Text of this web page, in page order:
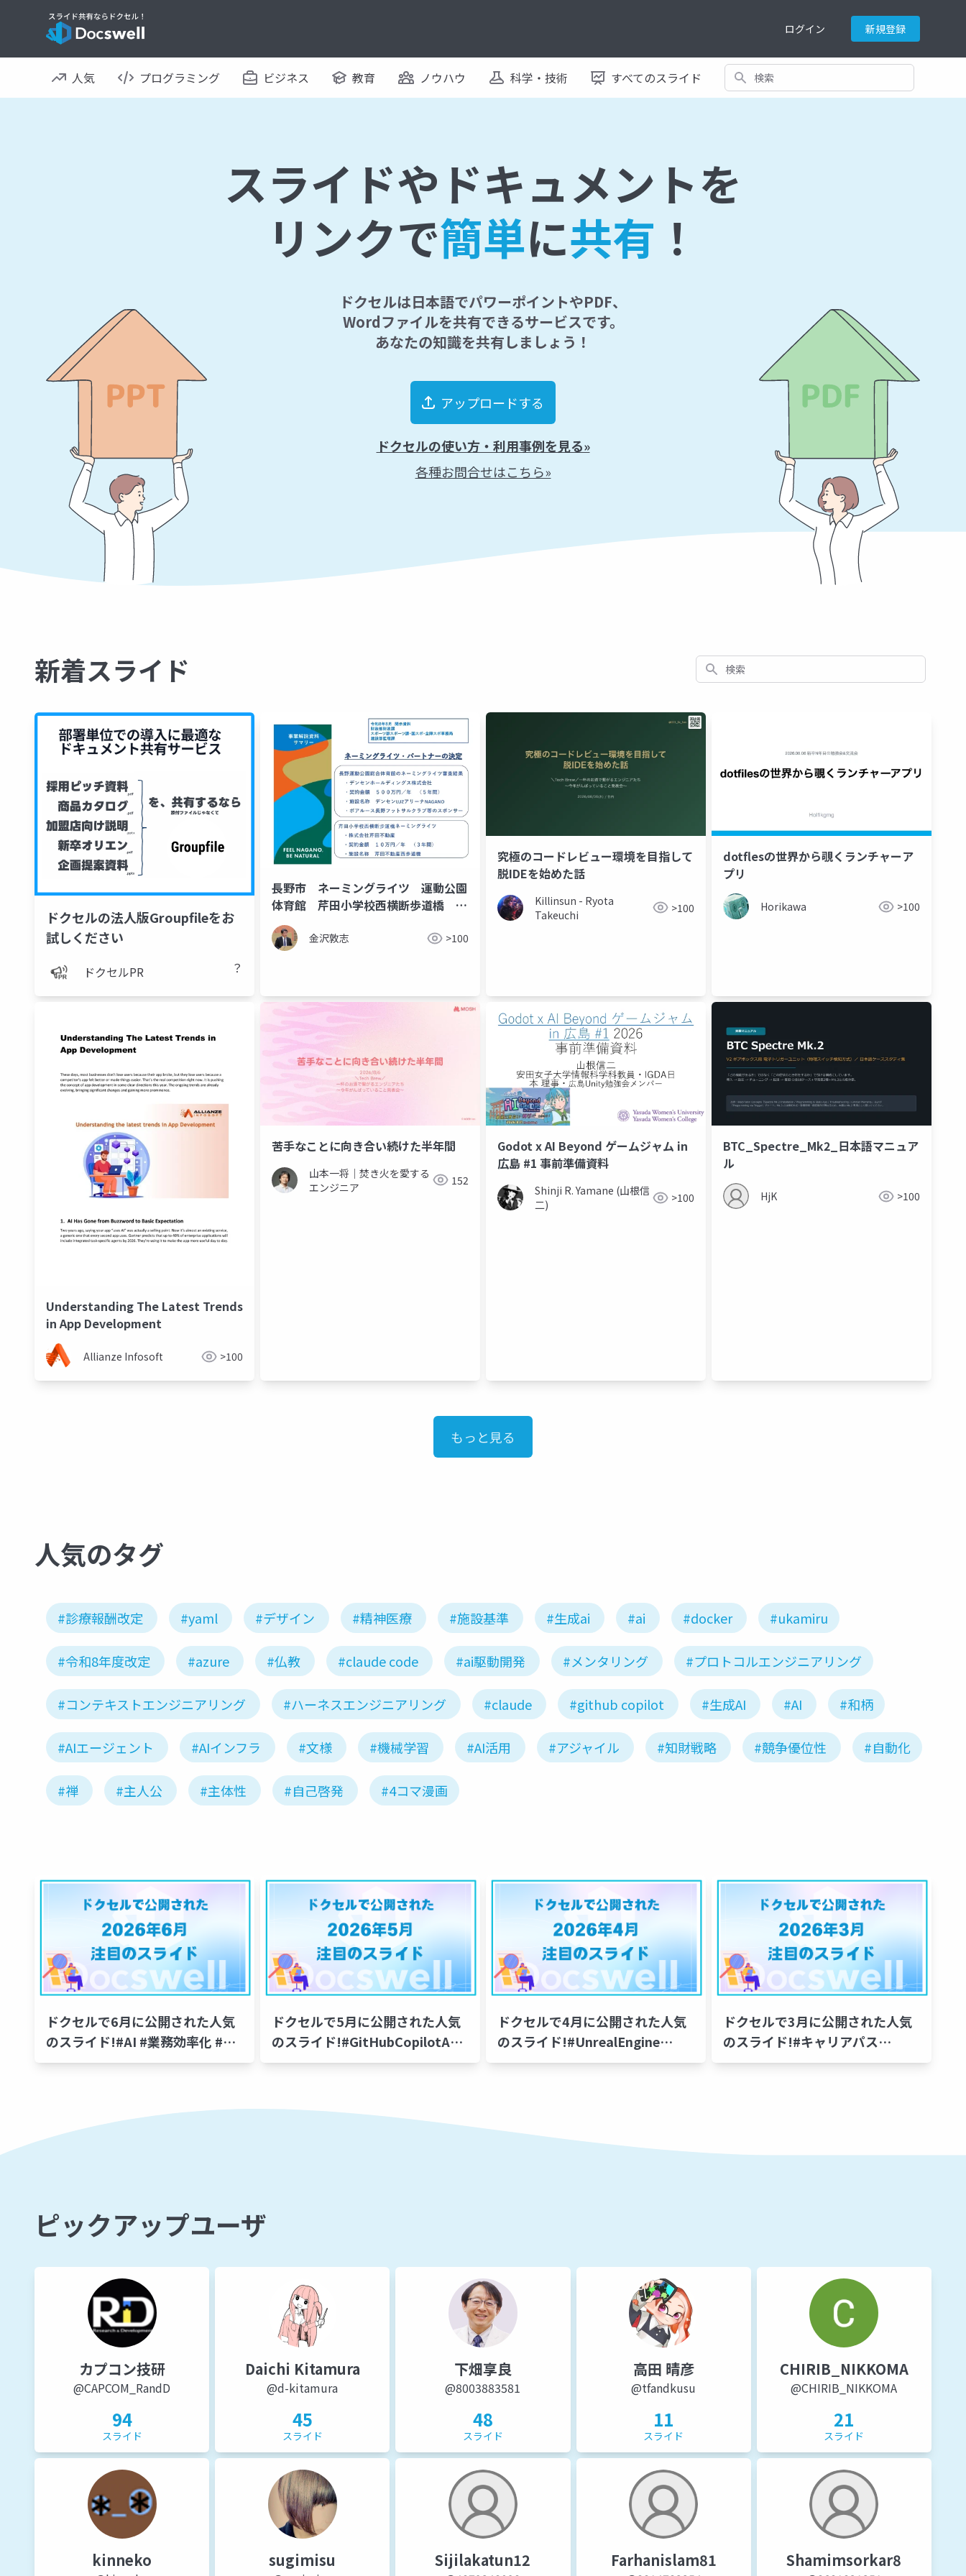
ログイン 新規登録
人気 プログラミング ビジネス 教育 ノウハウ 科学・技術 すべてのスライド 検索
スライドやドキュメントを
リンクで簡単に共有 ！
ドクセルは日本語でパワーポイントやPDF、
Wordファイルを共有できるサービスです。
あなたの知識を共有しましょう！
アップロードする
ドクセルの使い方・利用事例を見る»
各種お問合せはこちら»
新着スライド 検索
ドクセルの法人版Groupfileをお
試しください
ドクセルPR ？
長野市 ネーミングライツ 運動公園
体育館 芹田小学校西横断歩道橋
(長野市議 金沢敦志)
金沢敦志 >100
究極のコードレビュー環境を目指して
脱IDEを始めた話
Killinsun - Ryota
Takeuchi
>100
dotflesの世界から覗くランチャーア
プリ
Horikawa >100
Understanding The Latest Trends
in App Development
Allianze Infosoft >100
苦手なことに向き合い続けた半年間
山本一将｜焚き火を愛する
エンジニア
152
Godot x AI Beyond ゲームジャム in
広島 #1 事前準備資料
Shinji R. Yamane (山根信
二)
>100
BTC_Spectre_Mk2_日本語マニュア
ル
HjK >100
もっと見る
人気のタグ
#診療報酬改定 #yaml #デザイン #精神医療 #施設基準 #生成ai #ai #docker #ukamiru
#令和8年度改定 #azure #仏教 #claude code #ai駆動開発 #メンタリング #プロトコルエンジニアリング
#コンテキストエンジニアリング #ハーネスエンジニアリング #claude #github copilot #生成AI #AI #和柄
#AIエージェント #AIインフラ #文様 #機械学習 #AI活用 #アジャイル #知財戦略 #競争優位性 #自動化
#禅 #主人公 #主体性 #自己啓発 #4コマ漫画
ドクセルで6月に公開された人気
のスライド!#AI #業務効率化 #自
己成長 #ロボティクス #開発プロ
ドクセルで5月に公開された人気
のスライド!#GitHubCopilotApp
#Microsoft365Copilot #パスト
ドクセルで4月に公開された人気
のスライド!#UnrealEngine
#Ubuntu #営業DX #dotfiles
ドクセルで3月に公開された人気
のスライド!#キャリアパス
#Ghostty #WezTerm #コーディ
ピックアップユーザ
カプコン技研
@CAPCOM_RandD
94
スライド
Daichi Kitamura
@d-kitamura
45
スライド
下畑享良
@8003883581
48
スライド
高田 晴彦
@tfandkusu
11
スライド
CHIRIB_NIKKOMA
@CHIRIB_NIKKOMA
21
スライド
kinneko sugimisu Sijilakatun12 Farhanislam81 Shamimsorkar8